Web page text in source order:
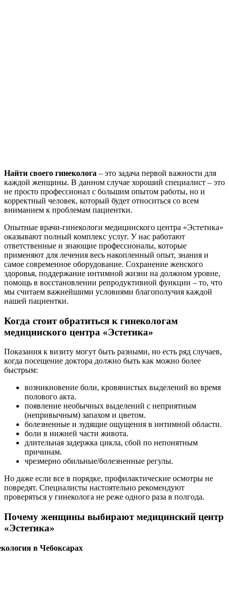
Найти своего гинеколога – это задача первой важности для
каждой женщины. В данном случае хороший специалист – это
не просто профессионал с большим опытом работы, но и
корректный человек, который будет относиться со всем
вниманием к проблемам пациентки.
Опытные врачи-гинекологи медицинского центра «Эстетика»
оказывают полный комплекс услуг. У нас работают
ответственные и знающие профессионалы, которые
применяют для лечения весь накопленный опыт, знания и
самое современное оборудование. Сохранение женского
здоровья, поддержание интимной жизни на должном уровне,
помощь в восстановлении репродуктивной функции – то, что
мы считаем важнейшими условиями благополучия каждой
нашей пациентки.
Когда стоит обратиться к гинекологам
медицинского центра «Эстетика»
Показания к визиту могут быть разными, но есть ряд случаев,
когда посещение доктора должно быть как можно более
быстрым:
возникновение боли, кровянистых выделений во время
полового акта.
появление необычных выделений с неприятным
(непривычным) запахом и цветом.
болезненные и зудящие ощущения в интимной области.
боли в нижней части живота.
длительная задержка цикла, сбой по непонятным
причинам.
чрезмерно обильные/болезненные регулы.
Но даже если все в порядке, профилактические осмотры не
повредят. Специалисты настоятельно рекомендуют
проверяться у гинеколога не реже одного раза в полгода.
Почему женщины выбирают медицинский центр
«Эстетика»